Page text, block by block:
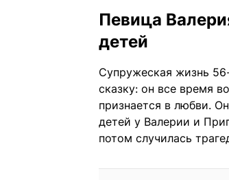
Певица
детей
Супружеская жизнь
сказку: он все время
признается в любви.
детей у Валерии и
потом случилась